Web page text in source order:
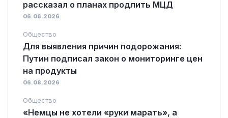
рассказал о планах продлить МЦД
06.08.2026
Общество
Для выявления причин подорожания:
Путин подписал закон о мониторинге цен
на продукты
06.08.2026
Общество
«Немцы не хотели «руки марать», а